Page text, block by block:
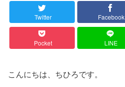
Twitter Facebook
Pocket LINE
こんにちは、ちひろです。